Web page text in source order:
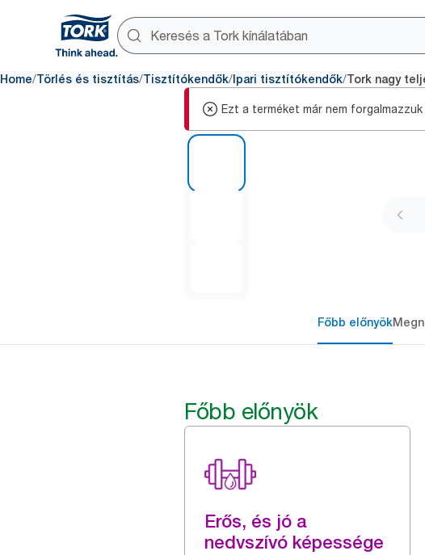
Home/Törlés és tisztítás/Tisztítókendők/ Ipari tisztítókendők/Tork nagy
Ezt a terméket már nem
Főbb előnyök
Főbb előnyök
Erős, és jó a
nedvszívó képessége